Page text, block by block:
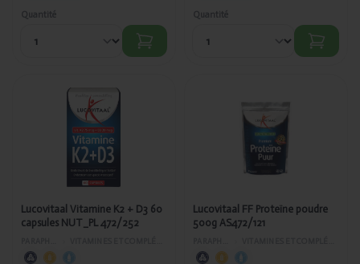
Quantité Quantité
Ajouté
Lucovitaal
Vitamine K2
+ D3 60
capsules
NUT_PL
472/252
Lucovitaal Vitamine K2 + D3 60
capsules NUT_PL 472/252
Proteïne
poudre 500g
AS472/121
Lucovitaal FF Proteïne poudre
500g AS472/121